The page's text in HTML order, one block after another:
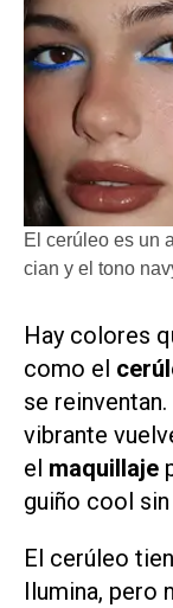
El cerúleo es un
cian y el tono
Hay colores
como el
se reinventan.
vibrante
el maquillaje
guiño cool
El cerúleo
Ilumina, pero